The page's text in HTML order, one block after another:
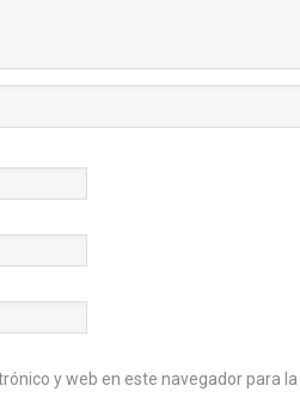
y web en este navegador para